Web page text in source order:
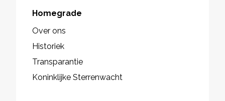
Homegrade
Over ons
Historiek
Transparantie
Koninklijke Sterrenwacht